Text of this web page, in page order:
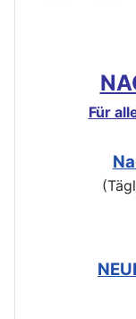
Für